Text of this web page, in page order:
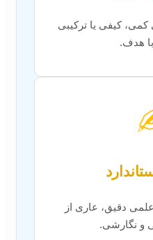
کمی، کیفی یا ترکیبی
هدف.
دقیق، عاری از
و نگارشی.